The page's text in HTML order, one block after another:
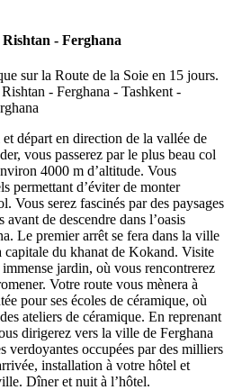
- Ferghana
départ en direction de la vallée de
vous passerez par le plus beau col
4000 m d’altitude. Vous
permettant d’éviter de monter
Vous serez fascinés par des paysages
avant de descendre dans l’oasis
Le premier arrêt se fera dans la ville
du khanat de Kokand. Visite
jardin, où vous rencontrerez
Votre route vous mènera à
pour ses écoles de céramique, où
ateliers de céramique. En reprenant
dirigerez vers la ville de Ferghana
verdoyantes occupées par des milliers
installation à votre hôtel et
Dîner et nuit à l’hôtel.